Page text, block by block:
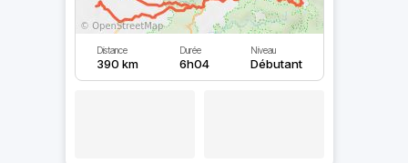
Distance
390 km
Durée
6h04
Niveau
Débutant